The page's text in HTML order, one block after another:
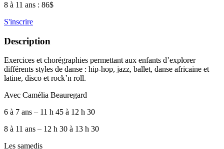
8 à 11 ans : 86$
S'inscrire
Description
Exercices et chorégraphies permettant aux enfants d’explorer
différents styles de danse : hip-hop, jazz, ballet, danse africaine et
latine, disco et rock’n roll.
Avec Camélia Beauregard
6 à 7 ans – 11 h 45 à 12 h 30
8 à 11 ans – 12 h 30 à 13 h 30
Les samedis